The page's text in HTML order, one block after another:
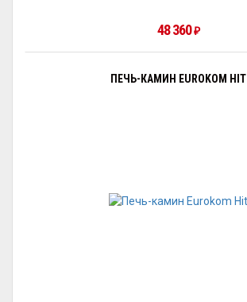
48 360₽
ПЕЧЬ-КАМИН EUROKOM HIT